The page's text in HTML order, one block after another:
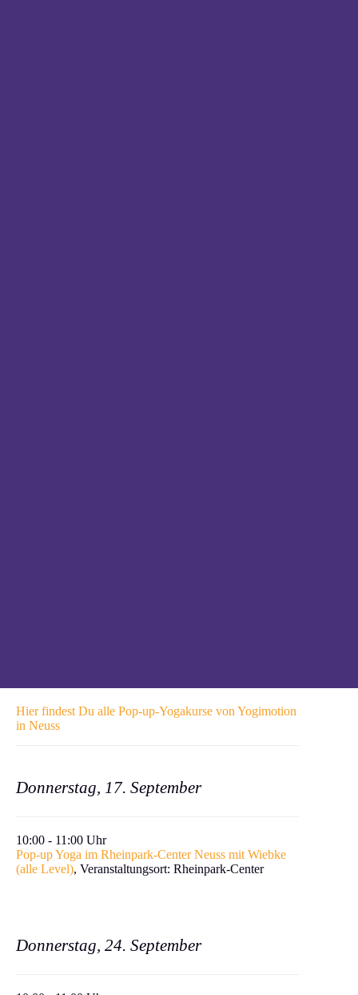
Hier findest Du alle Pop-up-Yogakurse von Yogimotion
in Neuss
Donnerstag, 17. September
10:00 - 11:00 Uhr
Pop-up Yoga im Rheinpark-Center Neuss mit Wiebke
(alle Level), Ver­anstal­tung­sort: Rheinpark-Center
Donnerstag, 24. September